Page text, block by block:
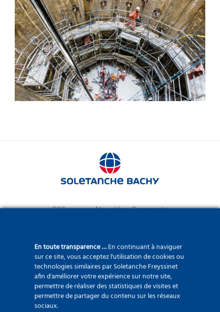
Jet grouting
280 avenue Napoléon Bonaparte
www.soletanche-bachy.com
En toute transparence …En continuant à naviguer
sur ce site, vous acceptez l'utilisation de cookies ou
technologies similaires par Soletanche Freyssinet
afin d'améliorer votre expérience sur notre site,
permettre de réaliser des statistiques de visites et
permettre de partager du contenu sur les réseaux
sociaux.